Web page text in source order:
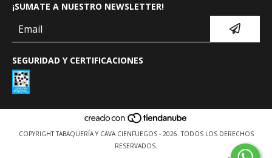
¡SUMATE A NUESTRO NEWSLETTER!
SEGURIDAD Y CERTIFICACIONES
COPYRIGHT TABAQUERÍA Y CAVA CIENFUEGOS - 2026. TODOS LOS DERECHOS
RESERVADOS.